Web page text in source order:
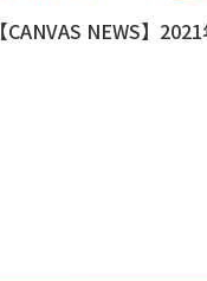
【CANVAS NEWS】